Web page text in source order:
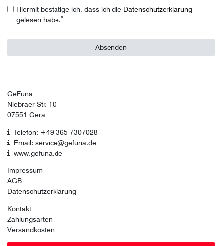
Hiermit bestätige ich, dass ich die Daten­schutz­erklärung
gelesen habe.*
Absenden
GeFuna
Niebraer Str. 10
07551 Gera
Telefon: +49 365 7307028
Email: service@gefuna.de
www.gefuna.de
Impressum
AGB
Datenschutzerklärung
Kontakt
Zahlungsarten
Versandkosten